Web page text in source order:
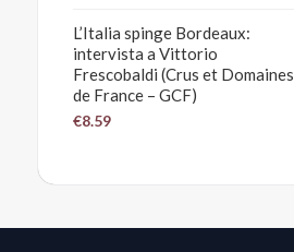
L’Italia spinge Bordeaux:
intervista a Vittorio
Frescobaldi (Crus et Domaines
de France – GCF)
€8.59